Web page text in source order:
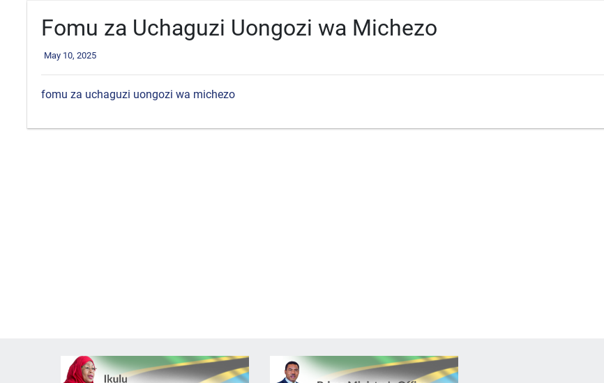
Fomu za Uchaguzi Uongozi wa Michezo
May 10, 2025
fomu za uchaguzi uongozi wa michezo